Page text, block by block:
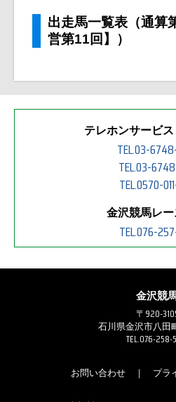
出走馬一覧表（通算
営第11回】）
テレホンサービス
TEL.03-
TEL.03-
TEL.0570-
金沢競馬レ
TEL.076-
金沢競
〒920-
石川県金沢市八田
TEL.076-258-
お問い合わせ｜ プラ